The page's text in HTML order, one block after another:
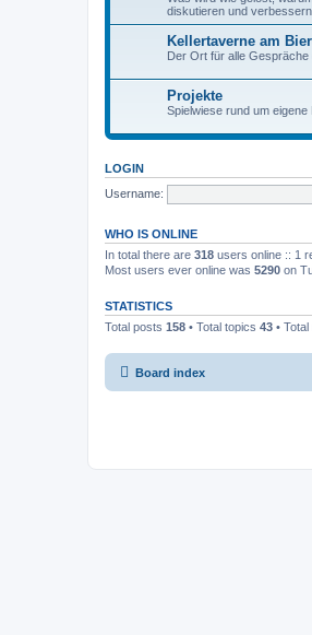
diskutieren und verbessern.
Kellertaverne am
Der Ort für alle Gespräche
Projekte
Spielwiese rund um eigene
LOGIN
Username:
WHO IS ONLINE
In total there are 318 users online :: 1
Most users ever online was 5290 on
STATISTICS
Total posts 158 • Total topics 43 •
Board index